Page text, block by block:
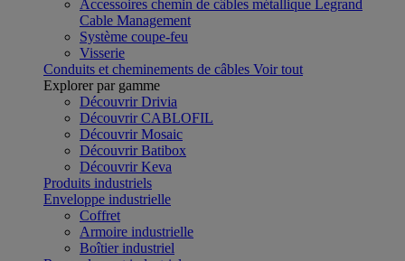
Accessoires chemin de câbles métallique Legrand
Cable Management
Système coupe-feu
Visserie
Conduits et cheminements de câbles Voir tout
Explorer par gamme
Découvrir Drivia
Découvrir CABLOFIL
Découvrir Mosaic
Découvrir Batibox
Découvrir Keva
Produits industriels
Enveloppe industrielle
Coffret
Armoire industrielle
Boîtier industriel